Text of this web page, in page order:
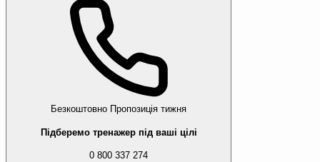
Безкоштовно Пропозиція тижня
Підберемо тренажер під ваші цілі
0 800 337 274